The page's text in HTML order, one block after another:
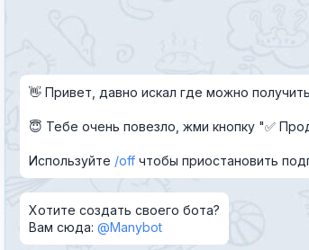
Причина жалобы*
Текст обращения (необязательно)
👋 Привет, давно искал где можно
😇 Тебе очень повезло, жми кнопку "✅
Используйте off чтобы приостановить
Хотите создать своего бота?
Вам сюда:@Manybot